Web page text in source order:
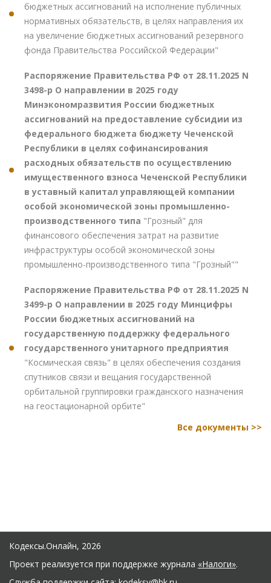
бюджетных ассигнований на исполнение публичных
нормативных обязательств, в целях направления их
на увеличение бюджетных ассигнований резервного
фонда Правительства Российской Федерации"
Распоряжение Правительства РФ от 28.11.2025 N
3498-р О направлении в 2025 году
Минэкономразвития России бюджетных
ассигнований на предоставление субсидии из
федерального бюджета бюджету Чеченской
Республики в целях софинансирования
расходных обязательств по осуществлению
имущественного взноса Чеченской Республики
в уставный капитал управляющей компании
особой экономической зоны промышленно-
производственного типа "Грозный" для
финансового обеспечения затрат на развитие
инфраструктуры особой экономической зоны
промышленно-производственного типа "Грозный""
Распоряжение Правительства РФ от 28.11.2025 N
3499-р О направлении в 2025 году Минцифры
России бюджетных ассигнований на
государственную поддержку федерального
государственного унитарного предприятия
"Космическая связь" в целях обеспечения создания
спутников связи и вещания государственной
орбитальной группировки гражданского назначения
на геостационарной орбите"
Все документы >>
Кодексы.Онлайн, 2026
Проект реализуется при поддержке журнала «Налоги».